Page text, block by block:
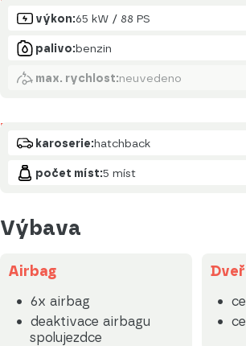
Motor
výkon:65 kW / 88 PS
palivo:benzin
max. rychlost:neuvedeno
Karoserie
karoserie:hatchback
počet míst:5 míst
Výbava
Airbag
6x airbag
deaktivace airbagu
spolujezdce